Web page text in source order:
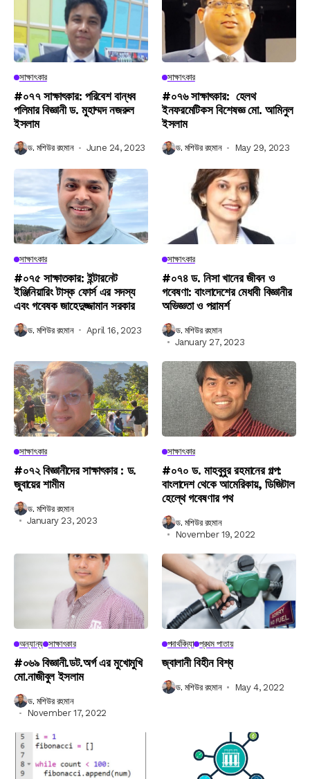
সাক্ষাৎকার
#০৭৭ সাক্ষাৎকার: পরিবেশ বান্ধব
পলিমার বিজ্ঞানী ড. মুহাম্মদ নজরুল
ইসলাম
ড. মশিউর রহমান June 24, 2023
সাক্ষাৎকার
#০৭৬ সাক্ষাৎকার: হেলথ
ইনফরমেটিকস বিশেষজ্ঞ মো. আমিনুল
ইসলাম
ড. মশিউর রহমান May 29, 2023
সাক্ষাৎকার
#০৭৫ সাক্ষাতকার: ইন্টারনেট
ইঞ্জিনিয়ারিং টাস্ক ফোর্স এর সদস্য
এবং গবেষক জাহেদুজ্জামান সরকার
ড. মশিউর রহমান April 16, 2023
সাক্ষাৎকার
#০৭৪ ড. নিসা খানের জীবন ও
গবেষণা: বাংলাদেশের মেধাবী বিজ্ঞানীর
অভিজ্ঞতা ও পরামর্শ
ড. মশিউর রহমান
January 27, 2023
সাক্ষাৎকার
#০৭২ বিজ্ঞানীদের সাক্ষাৎকার : ড.
জুবায়ের শামীম
ড. মশিউর রহমান
January 23, 2023
সাক্ষাৎকার
#০৭০ ড. মাহবুবুর রহমানের গল্প:
বাংলাদেশ থেকে আমেরিকায়, ডিজিটাল
হেল্থে গবেষণার পথ
ড. মশিউর রহমান
November 19, 2022
অন্যান্য সাক্ষাৎকার
#০৬৯ বিজ্ঞানী.ডট.অর্গ এর মুখোমুখি
মো.নাজীবুল ইসলাম
ড. মশিউর রহমান
November 17, 2022
পদার্থবিদ্যা প্রথম পাতায়
জ্বালানী বিহীন বিশ্ব
ড. মশিউর রহমান May 4, 2022